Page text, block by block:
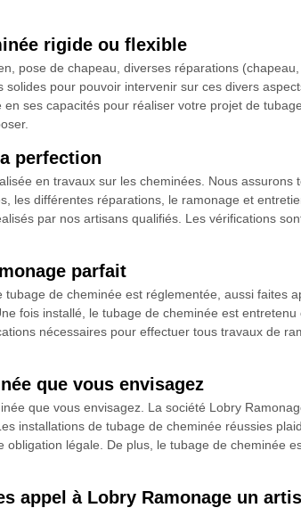
rigide ou flexible
pose de chapeau, diverses réparations (chapeau,
pour pouvoir intervenir sur ces divers
ses capacités pour réaliser votre projet de
perfection
en travaux sur les cheminées. Nous assurons
les différentes réparations, le ramonage et
par nos artisans qualifiés. Les vérifications
parfait
de cheminée est réglementée, aussi faites
fois installé, le tubage de cheminée est entretenu
nécessaires pour effectuer tous travaux de
que vous envisagez
que vous envisagez. La société Lobry
installations de tubage de cheminée réussies
légale. De plus, le tubage de cheminée
appel à Lobry Ramonage un